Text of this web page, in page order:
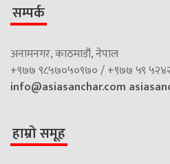
सम्पर्क
अनामनगर, काठमाडौं, नेपाल
+९७७ ९८५७०५०९७० / +९७७ ५९
info@asiasanchar.com
हाम्रो समूह